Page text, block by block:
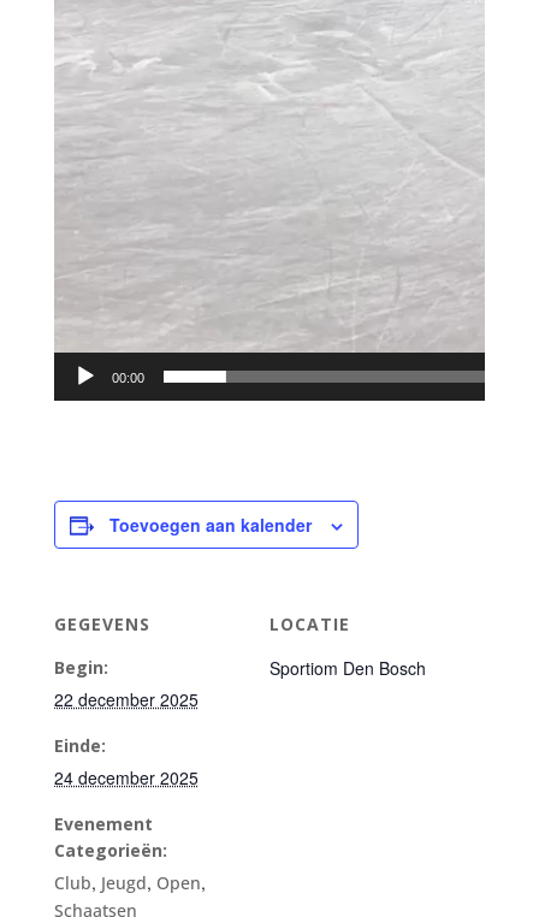
00:00
Toevoegen aan kalender
GEGEVENS
Begin:
22 december 2025
Einde:
24 december 2025
Evenement
Categorieën:
Club, Jeugd, Open,
Schaatsen
LOCATIE
Sportiom Den Bosch